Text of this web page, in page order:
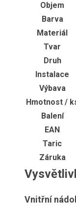
Objem
Barva
Materiál
Tvar
Druh
Instalace
Výbava
Hmotnost /
Balení
EAN
Taric
Záruka
Vnitřní